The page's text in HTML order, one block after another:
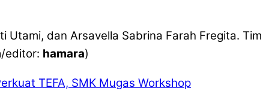
Utami, dan Arsavella Sabrina Farah Fregita. Tim
/editor: hamara)
TEFA, SMK Mugas Workshop